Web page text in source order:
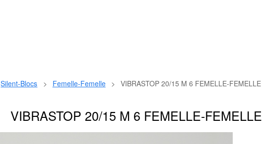
Silent-Blocs > Femelle-Femelle > VIBRASTOP 20/15 M 6 FEMELLE-FEMELLE
VIBRASTOP 20/15 M 6 FEMELLE-FEMELLE